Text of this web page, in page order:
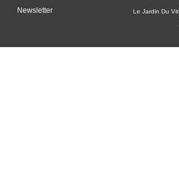
Newsletter
Le Jardin Du